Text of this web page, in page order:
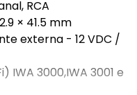
RCA
× 41.5 mm
externa - 12 VDC /
IWA 3000,IWA 3001 e